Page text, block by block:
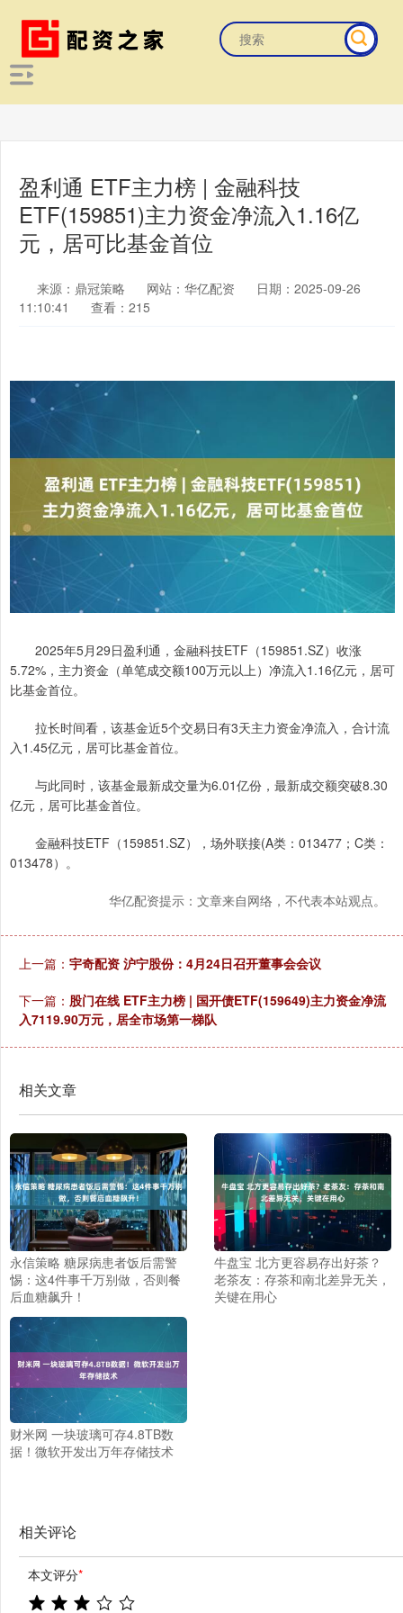
盈利通 ETF主力榜 | 金融科技
ETF(159851)主力资金净流入1.16亿
元，居可比基金首位
来源：鼎冠策略 网站：华亿配资
日期：2025-09-26
11:10:41
查看：215
2025年5月29日盈利通，金融科技ETF（159851.SZ）收涨
5.72%，主力资金（单笔成交额100万元以上）净流入1.16亿元，居可
比基金首位。
拉长时间看，该基金近5个交易日有3天主力资金净流入，合计流
入1.45亿元，居可比基金首位。
与此同时，该基金最新成交量为6.01亿份，最新成交额突破8.30
亿元，居可比基金首位。
金融科技ETF（159851.SZ），场外联接(A类：013477；C类：
013478）。
华亿配资提示：文章来自网络，不代表本站观点。
上一篇： 宇奇配资 沪宁股份：4月24日召开董事会会议
下一篇： 股门在线 ETF主力榜 | 国开债ETF(159649)主力资金净流
入7119.90万元，居全市场第一梯队
相关文章
永信策略 糖尿病患者饭后需警
惕：这4件事千万别做，否则餐
后血糖飙升！
牛盘宝 北方更容易存出好茶？
老茶友：存茶和南北差异无关，
关键在用心
财米网 一块玻璃可存4.8TB数
据！微软开发出万年存储技术
相关评论
本文评分*